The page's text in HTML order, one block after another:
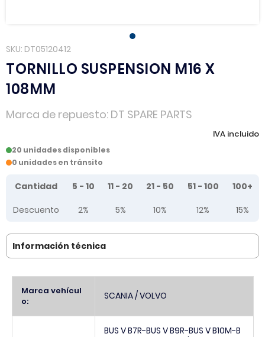
SKU DT05120412
TORNILLO SUSPENSION M16 X
108MM
Marca de repuesto DT SPARE PARTS
IVA incluido
20 unidades disponibles
0 unidades en tránsito
Tier prices table
Cantidad 5 - 10 11 - 20 21 - 50 51 - 100
100+
Descuento
2% 5% 10% 12% 15%
Información técnica
Información
Marca vehícul
o:
SCANIA / VOLVO
BUS V B7R-BUS V B9R-BUS V B10M-B